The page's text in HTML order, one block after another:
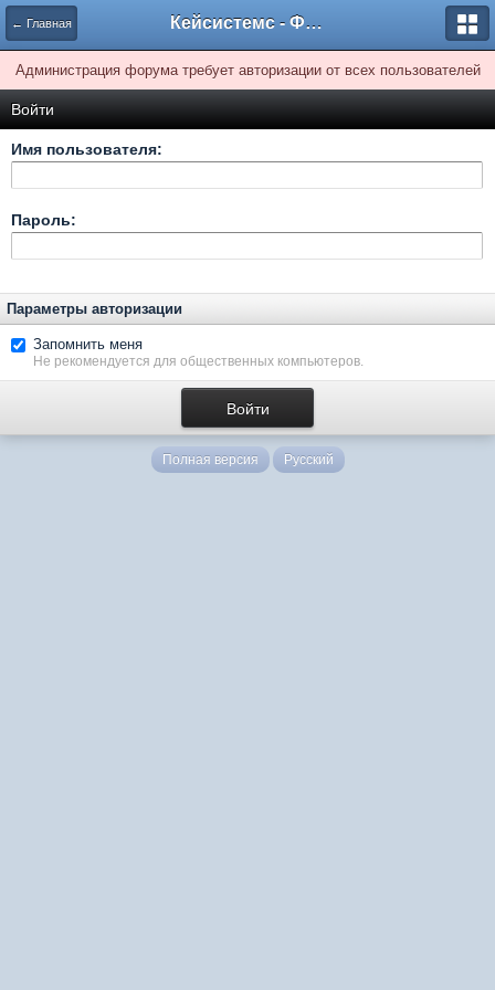
← Главная Кейсистемс - Форумы
Администрация форума требует авторизации от всех пользователей
Войти
Имя пользователя:
Пароль:
Параметры авторизации
Запомнить меня
Не рекомендуется для общественных компьютеров.
Полная версия Русский